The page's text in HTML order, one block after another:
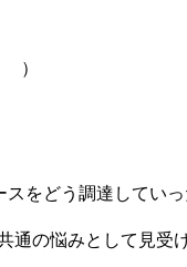
）
をどう調達してい
通の悩みとして見受